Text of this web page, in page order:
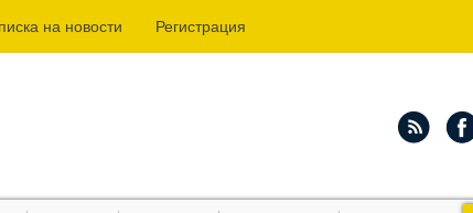
на новости Регистрация